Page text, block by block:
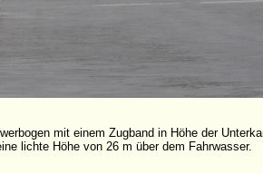
mit einem Zugband in Höhe der
lichte Höhe von 26 m über dem Fahrwasser.